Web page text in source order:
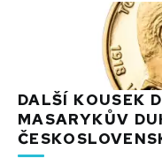
DALŠÍ KOUSEK
MASARYKŮV